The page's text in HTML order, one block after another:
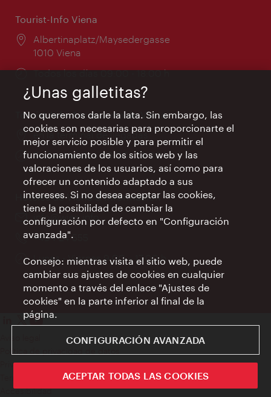
Tourist-Info Viena
Lugar:
Albertinaplatz/Maysedergasse
1010 Viena
Horarios
de
apertura:
Todos los días 09:00 - 18:00 h
Tourist-Info Aeropuerto de Viena
Lugar:
en la terminal de llegadas
Horarios
de
apertura:
Todos los días 09:00 - 18:00 h
Hoteles de Viena & Información
e-
mail:
info@wien.info
Teléfono:
+43-1-24 555
Horarios
de
apertura:
Lunes - Viernes 9:00 – 17:00 h
Privacy
Accesibilidad
¿Unas galletitas?
No queremos darle la lata. Sin embargo, las
cookies son necesarias para proporcionarte el
mejor servicio posible y para permitir el
funcionamiento de los sitios web y las
valoraciones de los usuarios, así como para
ofrecer un contenido adaptado a sus
intereses. Si no desea aceptar las cookies,
tiene la posibilidad de cambiar la
configuración por defecto en "Configuración
avanzada".
Consejo: mientras visita el sitio web, puede
cambiar sus ajustes de cookies en cualquier
momento a través del enlace "Ajustes de
cookies" en la parte inferior al final de la
página.
CONFIGURACIÓN AVANZADA
ACEPTAR TODAS LAS COOKIES